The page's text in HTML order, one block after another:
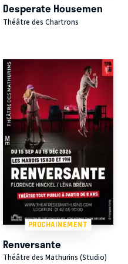
Desperate Housemen
Théâtre des Chartrons
PROCHAINEMENT
Renversante
Théâtre des Mathurins (Studio)